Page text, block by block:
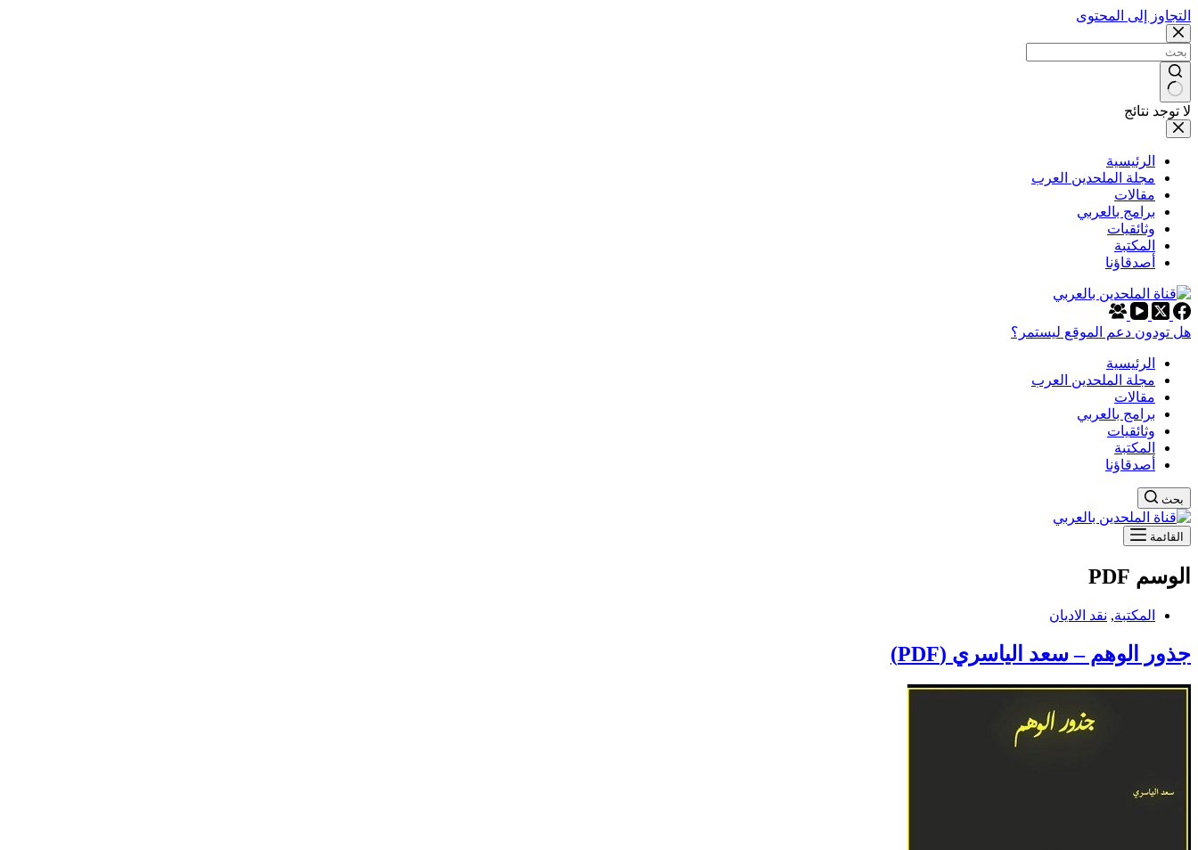
التجاوز إلى المحتوى
لا توجد نتائج
الرئيسية
مجلة الملحدين العرب
مقالات
برامج بالعربي
وثائقيات
المكتبة
أصدقاؤنا
هل تودون دعم الموقع ليستمر؟
الرئيسية
مجلة الملحدين العرب
مقالات
برامج بالعربي
وثائقيات
المكتبة
أصدقاؤنا
بحث
القائمة
الوسم
المكتبة, نقد الاديان
جذور الوهم – سعد الياسري (PDF)